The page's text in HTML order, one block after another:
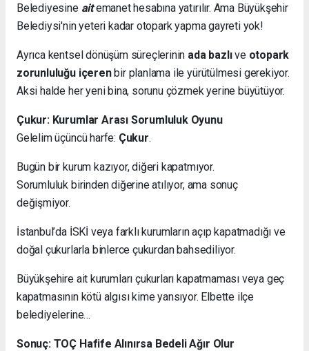
Belediyesine aitemanet hesabına yatırılır. Ama Büyükşehir
Belediysi'nin yeteri kadar otopark yapma gayreti yok!
Ayrıca kentsel dönüşüm süreçlerinin ada bazlıve otopark
zorunluluğu içerenbir planlama ile yürütülmesi gerekiyor.
Aksi halde her yeni bina, sorunu çözmek yerine büyütüyor.
Çukur: Kurumlar Arası Sorumluluk Oyunu
Gelelim üçüncü harfe: Çukur.
Bugün bir kurum kazıyor, diğeri kapatmıyor.
Sorumluluk birinden diğerine atılıyor, ama sonuç
değişmiyor.
İstanbul’da İSKİ veya farklı kurumların açıp kapatmadığı ve
doğal çukurlarla binlerce çukurdan bahsediliyor.
Büyükşehire ait kurumları çukurları kapatmaması veya geç
kapatmasının kötü algısı kime yansıyor. Elbette ilçe
belediyelerine…
Sonuç: TOÇ Hafife Alınırsa Bedeli Ağır Olur